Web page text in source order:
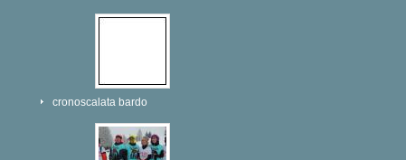
cronoscalata bardo